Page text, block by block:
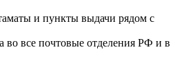
и пункты выдачи рядом с
во все почтовые отделения РФ и в